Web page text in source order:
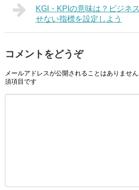
KGI・KPIの意味は？ビジネ
せない指標を設定しよう
コメントをどうぞ
メールアドレスが公開されることはありません
須項目です